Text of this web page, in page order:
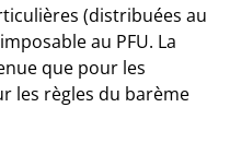
(distribuées au
au PFU. La
que pour les
les règles du barème